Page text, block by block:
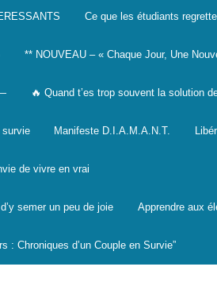
Ce que les étudiants
** NOUVEAU – « Chaque Jour, Une
🔥 Quand t’es trop souvent la solution
survie Manifeste D.I.A.M.A.N.T.
de vivre en vrai
semer un peu de joie Apprendre aux
: Chroniques d’un Couple en Survie”